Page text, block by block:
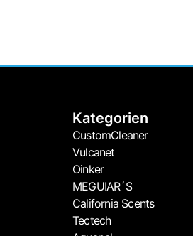
Kategorien
CustomCleaner
Vulcanet
Oinker
MEGUIAR´S
California Scents
Tectech